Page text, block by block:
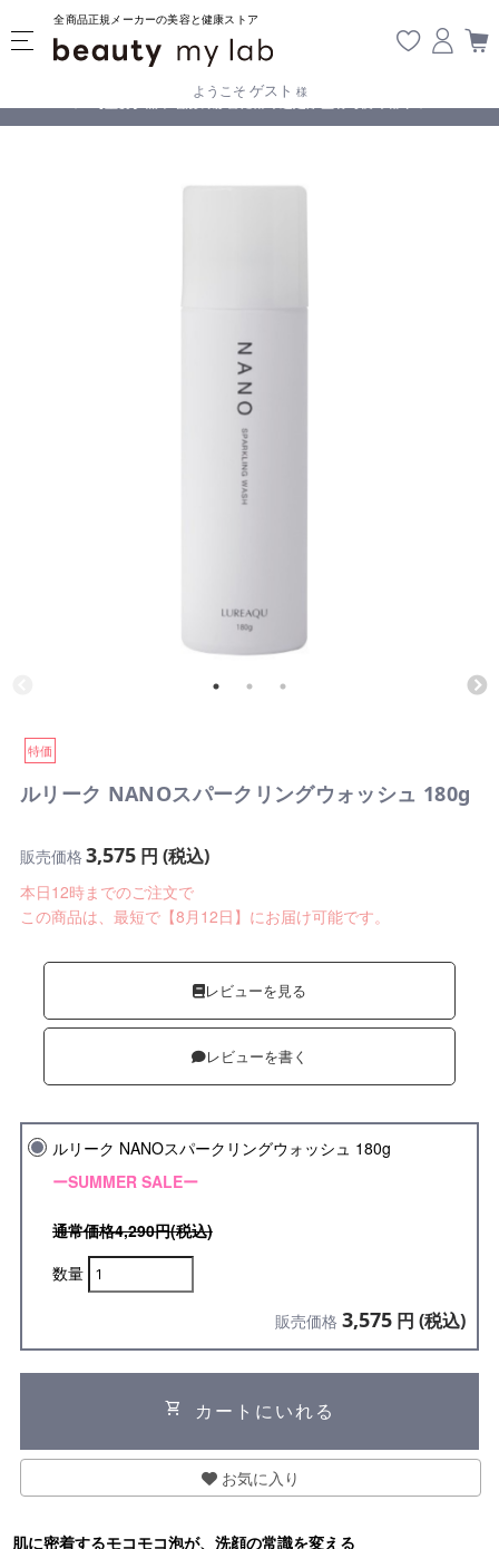
全商品正規メーカーの美容と健康ストア
ようこそ ゲスト 様
【重要】熊本地震の影響により遅延が生じております
特価
ルリーク NANOスパークリングウォッシュ 180g
販売価格 3,575円 (税込)
本日12時までのご注文で
この商品は、最短で【8月12日】にお届け可能です。
レビューを見る
レビューを書く
ルリーク NANOスパークリングウォッシュ 180g
ーSUMMER SALEー
通常価格4,290円(税込)
数量
販売価格 3,575 円 (税込)
shopping_cart カートにいれる
お気に入り
肌に密着するモコモコ泡が、洗顔の常識を変える